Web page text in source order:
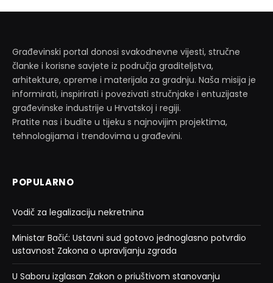
Građevinski portal donosi svakodnevne vijesti, stručne
članke i korisne savjete iz područja graditeljstva,
arhitekture, opreme i materijala za gradnju. Naša misija je
informirati, inspirirati i povezivati stručnjake i entuzijaste
građevinske industrije u Hrvatskoj i regiji.
Pratite nas i budite u tijeku s najnovijim projektima,
tehnologijama i trendovima u građevini.
POPULARNO
Vodič za legalizaciju nekretnina
Ministar Bačić: Ustavni sud gotovo jednoglasno potvrdio
ustavnost Zakona o upravljanju zgrada
U Saboru izglasan Zakon o priuštivom stanovanju